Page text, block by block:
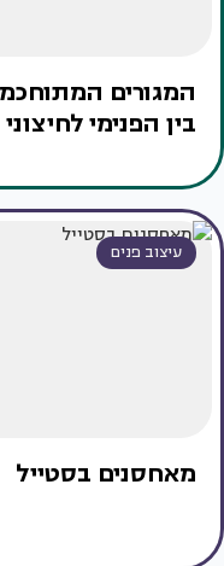
המגורים
בין הפנימי לחיצוני
עיצוב פנים
מאחסנים בסטייל